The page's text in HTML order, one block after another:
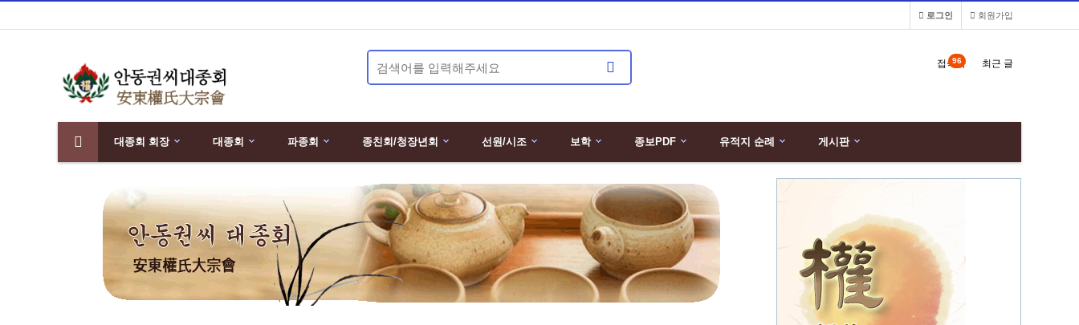
회원가입
로그인
접속자
96 최근 글
대종회 회장 대종회 파종회 종친회/청장년회 선원/시조 보학 종보PDF
유적지 순례
게시판